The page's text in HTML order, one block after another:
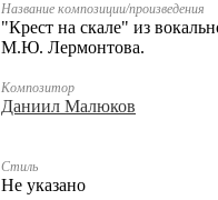
Название композиции/произведения
"Крест на скале" из
М.Ю. Лермонтова.
Композитор
Даниил Малюков
Стиль
Не указано